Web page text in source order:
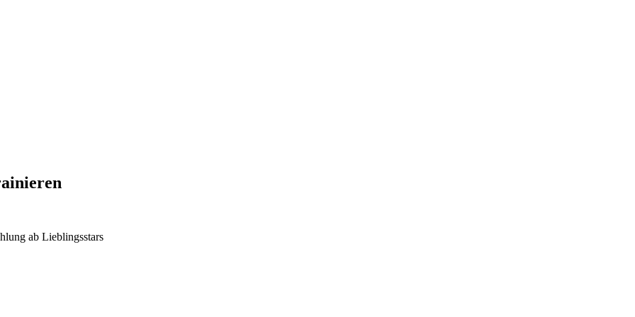
ab Lieblingsstars